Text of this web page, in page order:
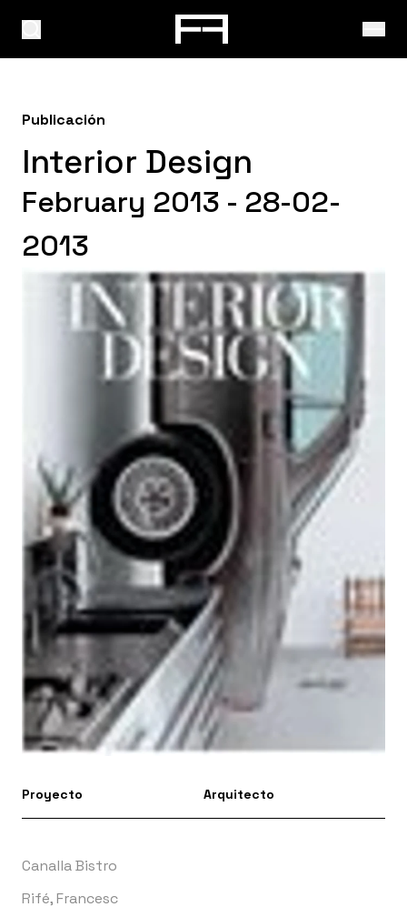
Publicación
Interior Design
February 2013 - 28-02-
2013
Proyecto Arquitecto
Canalla Bistro
Rifé, Francesc